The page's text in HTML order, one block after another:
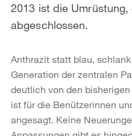
2013 ist die
abgeschlossen.
Anthrazit statt blau,
Generation der zentralen
deutlich von den
ist für die Benützerinnen
angesagt. Keine